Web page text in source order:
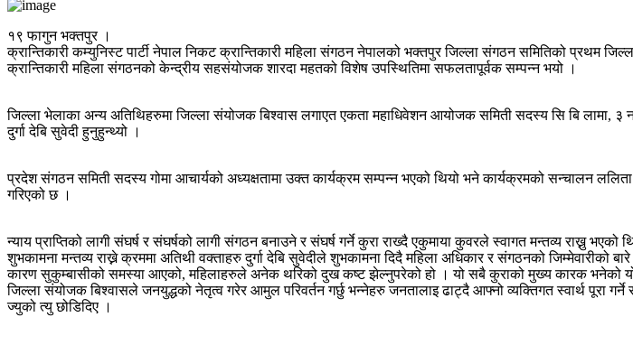
१९ फागुन भक्तपुर ।
क्रान्तिकारी कम्युनिस्ट पार्टी नेपाल निकट क्रान्तिकारी महिला संगठन नेपालको भक्तपुर जिल्ला संगठन समितिको प्रथम
क्रान्तिकारी महिला संगठनको केन्द्रीय सहसंयोजक शारदा महतको विशेष उपस्थितिमा सफलतापूर्वक सम्पन्न भयो ।
जिल्ला भेलाका अन्य अतिथिहरुमा जिल्ला संयोजक बिश्वास लगाएत एकता महाधिवेशन आयोजक समिती सदस्य सि बि
दुर्गा देबि सुवेदी हुनुहुन्थ्यो ।
प्रदेश संगठन समिती सदस्य गोमा आचार्यको अध्यक्षतामा उक्त कार्यक्रम सम्पन्न भएको थियो भने कार्यक्रमको सन्चालन
गरिएको छ ।
न्याय प्राप्तिको लागी संघर्ष र संघर्षको लागी संगठन बनाउने र संघर्ष गर्ने कुरा राख्दै एकुमाया कुवरले स्वागत मन्तव्य राख्नु भएको
शुभकामना मन्तव्य राख्ने क्रममा अतिथी वक्ताहरु दुर्गा देबि सुवेदीले शुभकामना दिदै महिला अधिकार र संगठनको जिम्मेवारीको
कारण सुकुम्बासीको समस्या आएको, महिलाहरुले अनेक थरिको दुख कष्ट झेल्नुपरेको हो । यो सबै कुराको मुख्य कारक भनेको यो
जिल्ला संयोजक बिश्वासले जनयुद्धको नेतृत्व गरेर आमुल परिवर्तन गर्छु भन्नेहरु जनतालाइ ढाट्दै आफ्नो व्यक्तिगत स्वार्थ पूरा
ज्युको त्यु छोडिदिए ।